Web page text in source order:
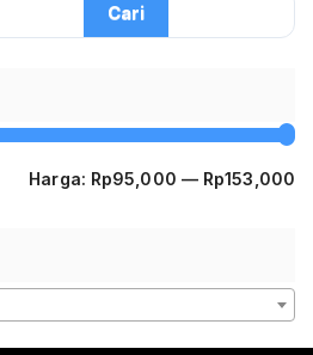
Harga: Rp95,000 — Rp153,000